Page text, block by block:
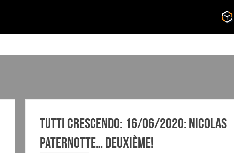
Tutti Crescendo: 16/06/2020: Nicolas
Paternotte… Deuxième!